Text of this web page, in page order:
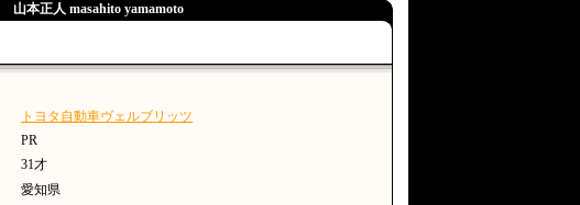
山本正人 masahito yamamoto
トヨタ自動車ヴェルブリッツ
PR
31才
愛知県